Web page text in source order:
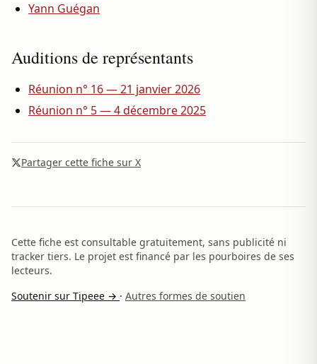
Yann Guégan
Auditions de représentants
Réunion n° 16 — 21 janvier 2026
Réunion n° 5 — 4 décembre 2025
Partager cette fiche sur X
Cette fiche est consultable gratuitement, sans publicité ni
tracker tiers. Le projet est financé par les pourboires de ses
lecteurs.
Soutenir sur Tipeee → · Autres formes de soutien